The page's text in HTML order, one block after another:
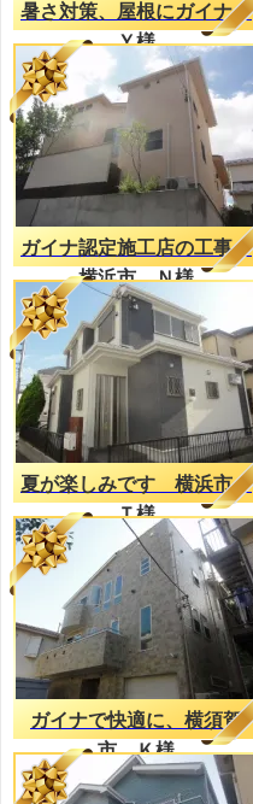
暑さ対策、屋根にガイナ
Ｙ様
ガイナ認定施工店の工事
横浜市 Ｎ様
夏が楽しみです 横浜市
Ｔ様
ガイナで快適に、横須賀
市 Ｋ様